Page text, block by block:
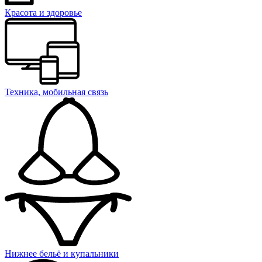
Красота и здоровье
Техника, мобильная связь
Нижнее бельё и купальники